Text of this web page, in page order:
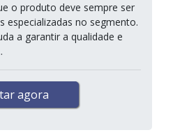
o produto deve sempre ser
especializadas no segmento.
a garantir a qualidade e
agora